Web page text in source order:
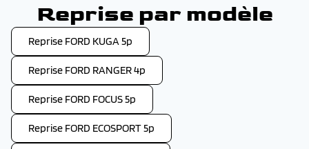
Reprise par modèle
Reprise FORD KUGA 5p
Reprise FORD RANGER 4p
Reprise FORD FOCUS 5p
Reprise FORD ECOSPORT 5p